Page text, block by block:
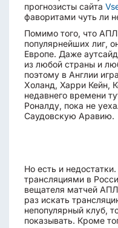
прогнозисты сайта
фаворитами чуть ли
Помимо того, что АПЛ
популярнейших лиг,
Европе. Даже
из любой страны и
поэтому в Англии
Холанд, Харри Кейн,
недавнего времени
Роналду, пока не
Саудовскую Аравию.
Но есть и
трансляциями в
вещателя матчей
раз искать
непопулярный клуб,
показывать. Кроме